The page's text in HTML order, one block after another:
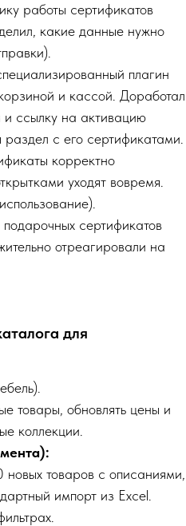
работы сертификатов
какие данные нужно
плагин
и кассой. Доработал
и ссылку на активацию
с его сертификатами.
корректно
уходят вовремя.
сертификатов
отреагировали на
для
товары, обновлять цены и
коллекции.
товаров с описаниями,
импорт из Excel.